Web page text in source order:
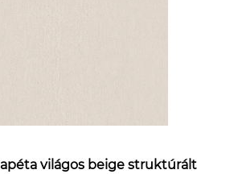
világos beige struktúrált